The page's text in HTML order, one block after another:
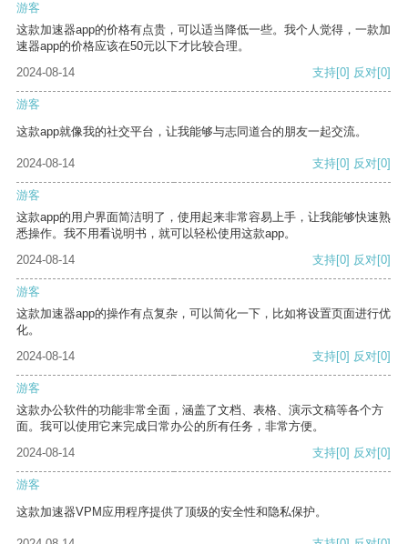
游客
这款加速器app的价格有点贵，可以适当降低一些。我个人觉得，一款加
速器app的价格应该在50元以下才比较合理。
2024-08-14
支持[0] 反对[0]
游客
这款app就像我的社交平台，让我能够与志同道合的朋友一起交流。
2024-08-14 支持[0] 反对[0]
游客
这款app的用户界面简洁明了，使用起来非常容易上手，让我能够快速熟
悉操作。我不用看说明书，就可以轻松使用这款app。
2024-08-14
支持[0] 反对[0]
游客
这款加速器app的操作有点复杂，可以简化一下，比如将设置页面进行优
化。
2024-08-14
支持[0] 反对[0]
游客
这款办公软件的功能非常全面，涵盖了文档、表格、演示文稿等各个方
面。我可以使用它来完成日常办公的所有任务，非常方便。
2024-08-14
支持[0] 反对[0]
游客
这款加速器VPM应用程序提供了顶级的安全性和隐私保护。